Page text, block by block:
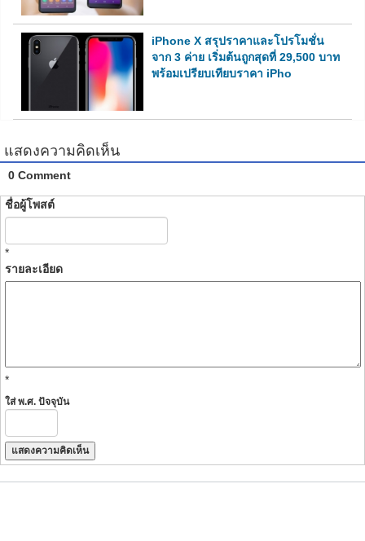
iPhone X สรุปราคาและโปรโมชั่น
จาก 3 ค่าย เริ่มต้นถูกสุดที่ 29,500 บาท
พร้อมเปรียบเทียบราคา iPho
แสดงความคิดเห็น
0 Comment
ชื่อผู้โพสต์
*
รายละเอียด
*
ใส่ พ.ศ. ปัจจุบัน